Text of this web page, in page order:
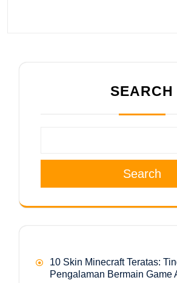
SEARCH
Search
10 Skin Minecraft Teratas:
Pengalaman Bermain Game